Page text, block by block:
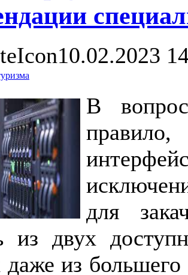
10.02.2023
В
для
из двух
даже из